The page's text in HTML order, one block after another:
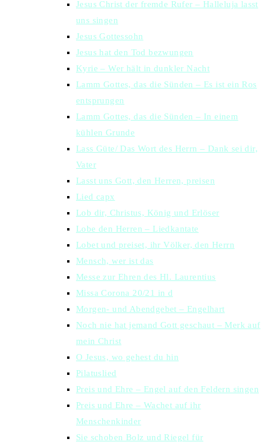
Jesus Christ der fremde Rufer – Halleluja lasst
uns singen
Jesus Gottessohn
Jesus hat den Tod bezwungen
Kyrie – Wer hält in dunkler Nacht
Lamm Gottes, das die Sünden – Es ist ein Ros
entsprungen
Lamm Gottes, das die Sünden – In einem
kühlen Grunde
Lass Güte/ Das Wort des Herrn – Dank sei dir,
Vater
Lasst uns Gott, den Herren, preisen
Lied capx
Lob dir, Christus, König und Erlöser
Lobe den Herren – Liedkantate
Lobet und preiset, ihr Völker, den Herrn
Mensch, wer ist das
Messe zur Ehren des Hl. Laurentius
Missa Corona 20/21 in d
Morgen- und Abendgebet – Engelhart
Noch nie hat jemand Gott geschaut – Merk auf
mein Christ
O Jesus, wo gehest du hin
Pilatuslied
Preis und Ehre – Engel auf den Feldern singen
Preis und Ehre – Wachet auf ihr
Menschenkinder
Sie schoben Bolz und Riegel für